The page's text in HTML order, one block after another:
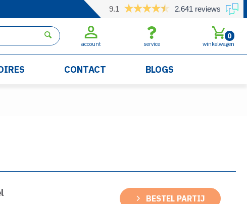
9.1 2.641 reviews
account service winkelwagen
0
CONTACT BLOGS
BESTEL PARTIJ